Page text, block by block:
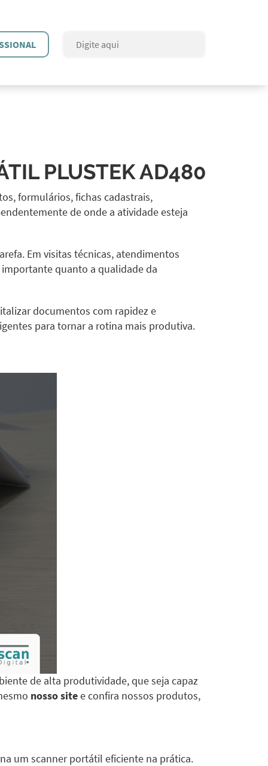
PLUSTEK AD480
formulários, fichas cadastrais,
de onde a atividade esteja
Em visitas técnicas, atendimentos
quanto a qualidade da
documentos com rapidez e
para tornar a rotina mais produtiva.
de alta produtividade, que seja capaz
nosso sitee confira nossos produtos,
um scanner portátil eficiente na prática.